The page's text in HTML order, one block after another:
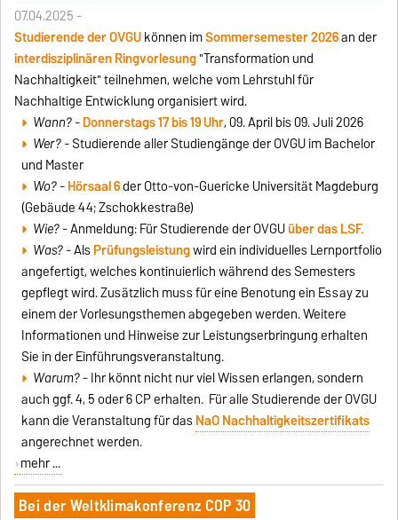
07.04.2025 -
Studierende der OVGUkönnen imSommersemester 2026an der
interdisziplinären Ringvorlesung"Transformation und
Nachhaltigkeit" teilnehmen, welche vom Lehrstuhl für
Nachhaltige Entwicklung organisiert wird.
Wann? -Donnerstags17 bis 19 Uhr, 09. April bis 09. Juli 2026
Wer? -Studierende aller Studiengänge der OVGU im Bachelor
und Master
Wo? -Hörsaal 6der Otto-von-Guericke Universität Magdeburg
(Gebäude 44; Zschokkestraße)
Wie?- Anmeldung: Für Studierende der OVGUüber das LSF.
Was? -AlsPrüfungsleistungwird ein individuelles Lernportfolio
angefertigt, welches kontinuierlich während des Semesters
gepflegt wird. Zusätzlich muss für eine Benotung ein Essay zu
einem der Vorlesungsthemen abgegeben werden. Weitere
Informationen und Hinweise zur Leistungserbringung erhalten
Sie in der Einführungsveranstaltung.
Warum?- Ihr könnt nicht nur viel Wissen erlangen, sondern
auch ggf. 4, 5 oder 6 CP erhalten. Für alle Studierende der OVGU
kann die Veranstaltung für dasNaO Nachhaltigkeitszertifikats
angerechnet werden.
mehr ...
Bei der Weltklimakonferenz COP 30